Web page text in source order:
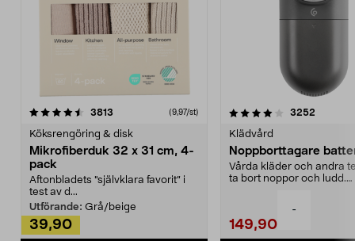
-
3813 (9,97/st)
Köksrengöring & disk
Mikrofiberduk 32 x 31 cm, 4-
pack
Aftonbladets "självklara favorit” i
test av d...
Utförande: Grå/beige
39,90
4.0av 5 stjärnor 3252
Klädvård
Noppborttagare
Vårda kläder och andra
ta bort noppor och ludd.
149,90
4.5av 5 stjärnor